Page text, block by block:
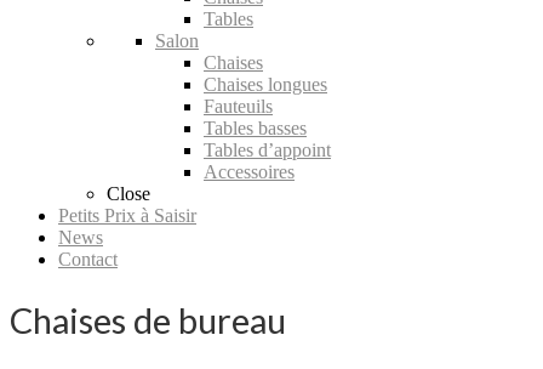
Tables
Salon
Chaises
Chaises longues
Fauteuils
Tables basses
Tables d’appoint
Accessoires
Close
Petits Prix à Saisir
News
Contact
Chaises de bureau